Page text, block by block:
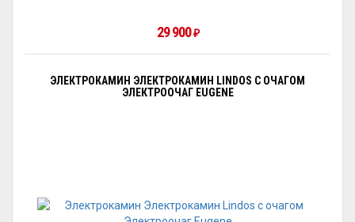
29 900 ₽
ЭЛЕКТРОКАМИН ЭЛЕКТРОКАМИН LINDOS С ОЧАГОМ
ЭЛЕКТРООЧАГ EUGENE